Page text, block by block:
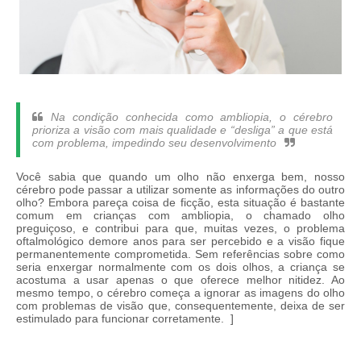
Na condição conhecida como ambliopia, o cérebro
prioriza a visão com mais qualidade e “desliga” a que está
com problema, impedindo seu desenvolvimento
Você sabia que quando um olho não enxerga bem, nosso
cérebro pode passar a utilizar somente as informações do outro
olho? Embora pareça coisa de ficção, esta situação é bastante
comum em crianças com ambliopia, o chamado olho
preguiçoso, e contribui para que, muitas vezes, o problema
oftalmológico demore anos para ser percebido e a visão fique
permanentemente comprometida. Sem referências sobre como
seria enxergar normalmente com os dois olhos, a criança se
acostuma a usar apenas o que oferece melhor nitidez. Ao
mesmo tempo, o cérebro começa a ignorar as imagens do olho
com problemas de visão que, consequentemente, deixa de ser
estimulado para funcionar corretamente. ]